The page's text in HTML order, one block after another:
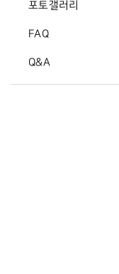
포토갤러리
FAQ
Q&A